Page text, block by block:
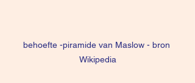
behoefte -piramide van Maslow - bron
Wikipedia